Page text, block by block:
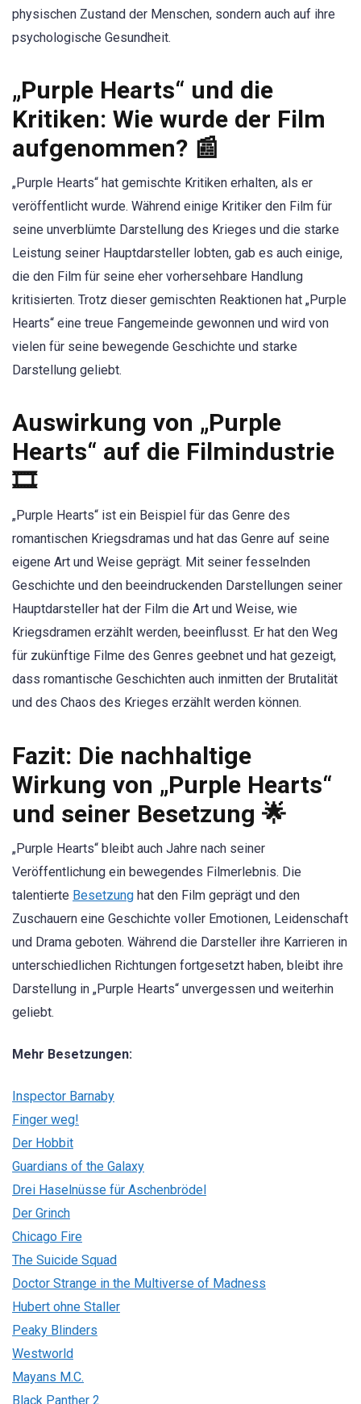
physischen Zustand der Menschen, sondern auch auf ihre
psychologische Gesundheit.
„Purple Hearts“ und die
Kritiken: Wie wurde der Film
aufgenommen? 📰
„Purple Hearts“ hat gemischte Kritiken erhalten, als er
veröffentlicht wurde. Während einige Kritiker den Film für
seine unverblümte Darstellung des Krieges und die starke
Leistung seiner Hauptdarsteller lobten, gab es auch einige,
die den Film für seine eher vorhersehbare Handlung
kritisierten. Trotz dieser gemischten Reaktionen hat „Purple
Hearts“ eine treue Fangemeinde gewonnen und wird von
vielen für seine bewegende Geschichte und starke
Darstellung geliebt.
Auswirkung von „Purple
Hearts“ auf die Filmindustrie
🎞️
„Purple Hearts“ ist ein Beispiel für das Genre des
romantischen Kriegsdramas und hat das Genre auf seine
eigene Art und Weise geprägt. Mit seiner fesselnden
Geschichte und den beeindruckenden Darstellungen seiner
Hauptdarsteller hat der Film die Art und Weise, wie
Kriegsdramen erzählt werden, beeinflusst. Er hat den Weg
für zukünftige Filme des Genres geebnet und hat gezeigt,
dass romantische Geschichten auch inmitten der Brutalität
und des Chaos des Krieges erzählt werden können.
Fazit: Die nachhaltige
Wirkung von „Purple Hearts“
und seiner Besetzung 🌟
„Purple Hearts“ bleibt auch Jahre nach seiner
Veröffentlichung ein bewegendes Filmerlebnis. Die
talentierte Besetzung hat den Film geprägt und den
Zuschauern eine Geschichte voller Emotionen, Leidenschaft
und Drama geboten. Während die Darsteller ihre Karrieren in
unterschiedlichen Richtungen fortgesetzt haben, bleibt ihre
Darstellung in „Purple Hearts“ unvergessen und weiterhin
geliebt.
Mehr Besetzungen:
Inspector Barnaby
Finger weg!
Der Hobbit
Guardians of the Galaxy
Drei Haselnüsse für Aschenbrödel
Der Grinch
Chicago Fire
The Suicide Squad
Doctor Strange in the Multiverse of Madness
Hubert ohne Staller
Peaky Blinders
Westworld
Mayans M.C.
Black Panther 2